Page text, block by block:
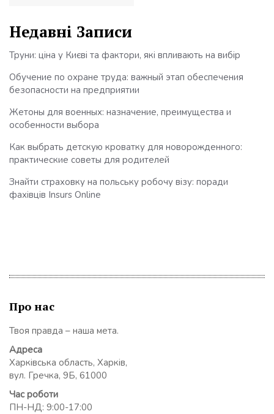
Недавні Записи
Труни: ціна у Києві та фактори, які впливають на вибір
Обучение по охране труда: важный этап обеспечения
безопасности на предприятии
Жетоны для военных: назначение, преимущества и
особенности выбора
Как выбрать детскую кроватку для новорожденного:
практические советы для родителей
Знайти страховку на польську робочу візу: поради
фахівців Insurs Online
Про нас
Твоя правда – наша мета.
Адреса
Харківська область, Харків,
вул. Гречка, 9Б, 61000
Час роботи
ПН-НД: 9:00-17:00